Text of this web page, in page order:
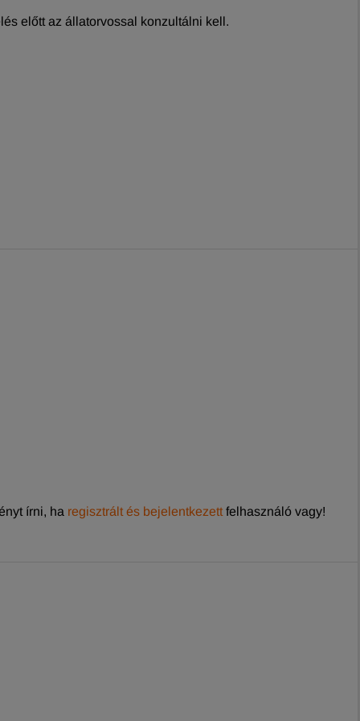
előtt az állatorvossal konzultálni kell.
írni, ha regisztrált és bejelentkezett felhasználó vagy!